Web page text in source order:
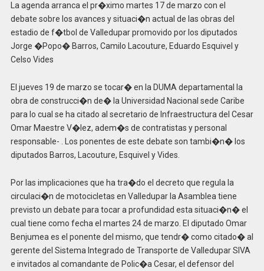
La agenda arranca el pr�ximo martes 17 de marzo con el
debate sobre los avances y situaci�n actual de las obras del
estadio de f�tbol de Valledupar promovido por los diputados
Jorge �Popo� Barros, Camilo Lacouture, Eduardo Esquivel y
Celso Vides
El jueves 19 de marzo se tocar� en la DUMA departamental la
obra de construcci�n de� la Universidad Nacional sede Caribe
para lo cual se ha citado al secretario de Infraestructura del Cesar
Omar Maestre V�lez, adem�s de contratistas y personal
responsable- . Los ponentes de este debate son tambi�n� los
diputados Barros, Lacouture, Esquivel y Vides.
Por las implicaciones que ha tra�do el decreto que regula la
circulaci�n de motocicletas en Valledupar la Asamblea tiene
previsto un debate para tocar a profundidad esta situaci�n� el
cual tiene como fecha el martes 24 de marzo. El diputado Omar
Benjumea es el ponente del mismo, que tendr� como citado� al
gerente del Sistema Integrado de Transporte de Valledupar SIVA
e invitados al comandante de Polic�a Cesar, el defensor del